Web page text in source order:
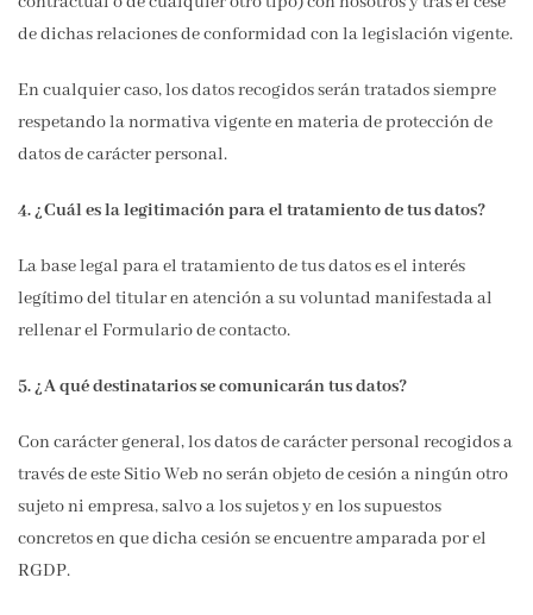
de dichas relaciones de conformidad con la legislación vigente.
En cualquier caso, los datos recogidos serán tratados siempre
respetando la normativa vigente en materia de protección de
datos de carácter personal.
4. ¿Cuál es la legitimación para el tratamiento de tus datos?
La base legal para el tratamiento de tus datos es el interés
legítimo del titular en atención a su voluntad manifestada al
rellenar el Formulario de contacto.
5. ¿A qué destinatarios se comunicarán tus datos?
Con carácter general, los datos de carácter personal recogidos a
través de este Sitio Web no serán objeto de cesión a ningún otro
sujeto ni empresa, salvo a los sujetos y en los supuestos
concretos en que dicha cesión se encuentre amparada por el
RGDP.